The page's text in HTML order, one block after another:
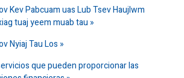
Kev Pabcuam uas Lub Tsev Haujlwm
tuaj yeem muab tau
Nyiaj Tau Los
que pueden proporcionar las